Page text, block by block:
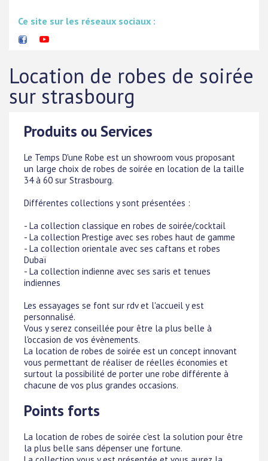
Ce site sur les réseaux sociaux :
Location de robes de soirée
sur strasbourg
Produits ou Services
Le Temps D'une Robe est un showroom vous proposant
un large choix de robes de soirée en location de la taille
34 à 60 sur Strasbourg.
Différentes collections y sont présentées :
- La collection classique en robes de soirée/cocktail
- La collection Prestige avec ses robes haut de gamme
- La collection orientale avec ses caftans et robes
Dubaï
- La collection indienne avec ses saris et tenues
indiennes
Les essayages se font sur rdv et l'accueil y est
personnalisé.
Vous y serez conseillée pour être la plus belle à
l'occasion de vos évènements.
La location de robes de soirée est un concept innovant
vous permettant de réaliser de réelles économies et
surtout la possibilité de porter une robe différente à
chacune de vos plus grandes occasions.
Points forts
La location de robes de soirée c'est la solution pour être
la plus belle sans dépenser une fortune.